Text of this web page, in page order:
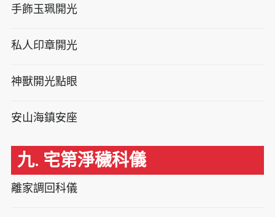
手飾玉珮開光
私人印章開光
神獸開光點眼
安山海鎮安座
九. 宅第淨穢科儀
離家調回科儀